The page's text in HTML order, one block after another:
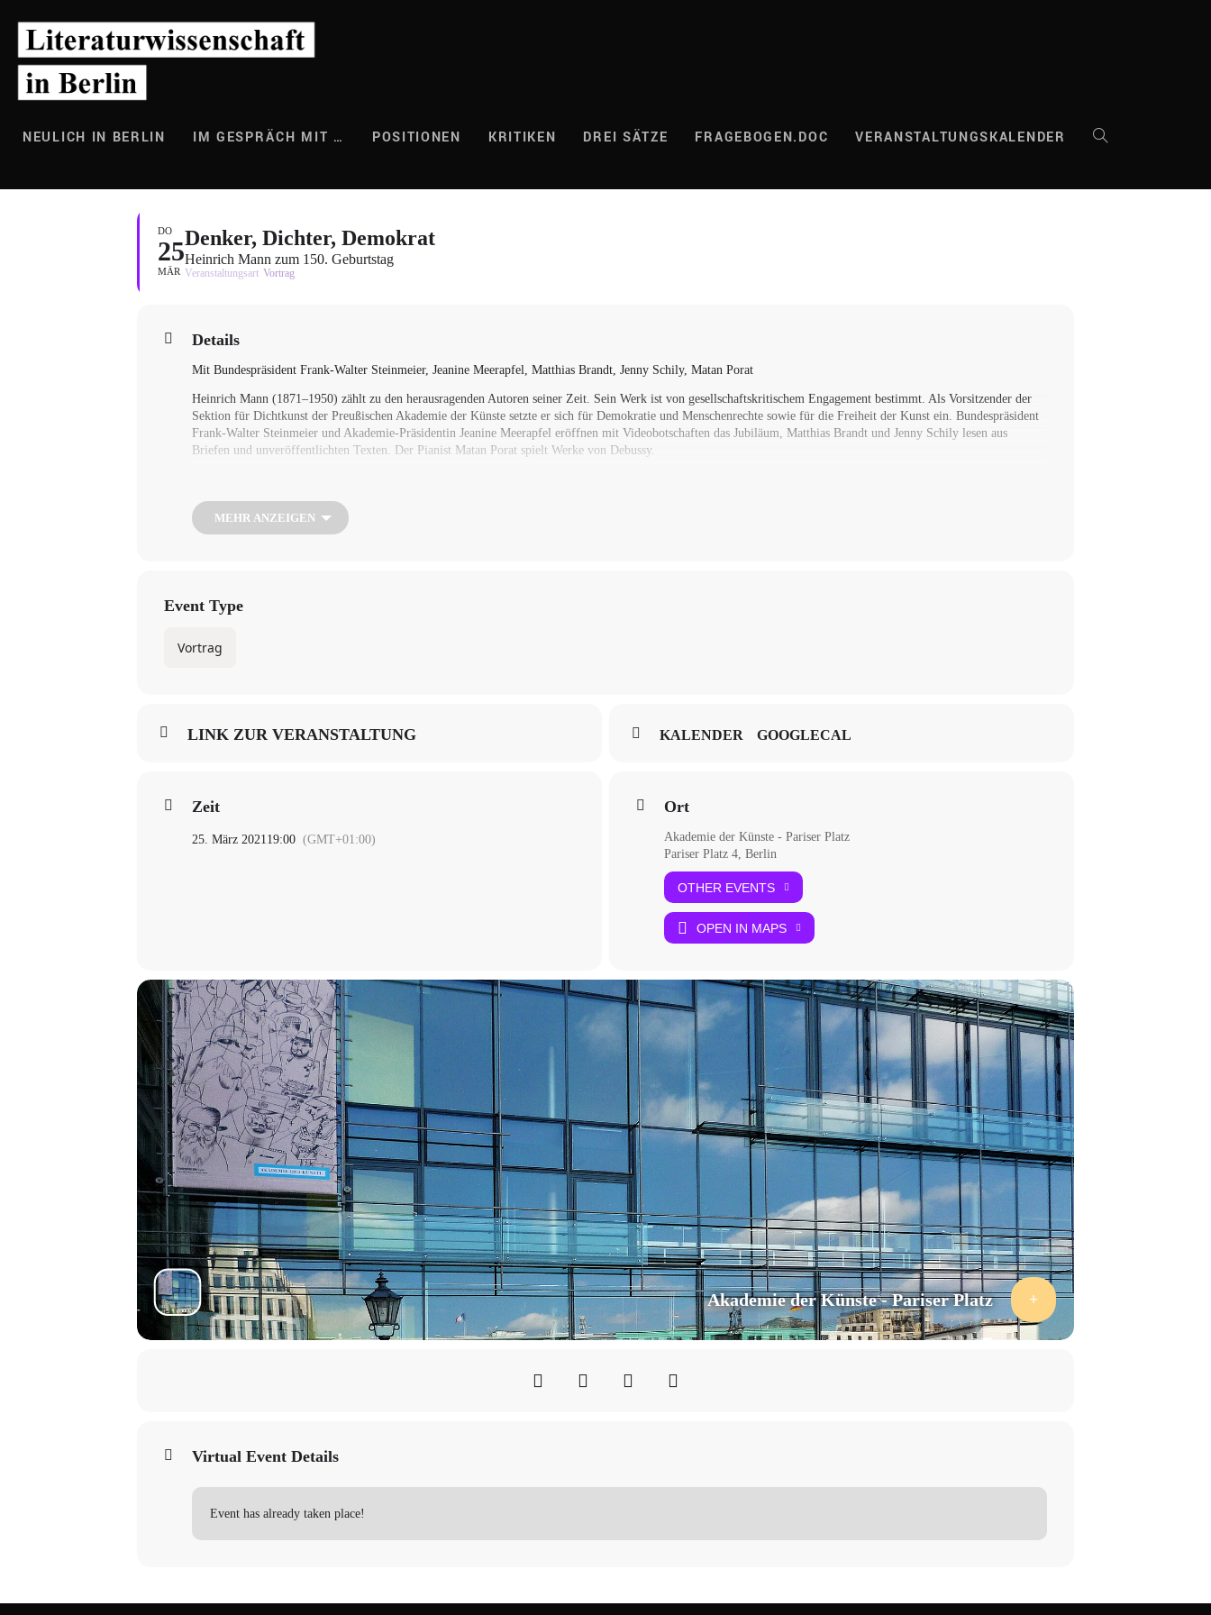
Inhalt
springen
NEULICH IN BERLIN IM GESPRÄCH MIT … POSITIONEN KRITIKEN DREI SÄTZE FRAGEBOGEN.DOC VERANSTALTUNGSKALENDER WEBSITE-
DO
25
MÄR
Denker, Dichter, Demokrat
Heinrich Mann zum 150. Geburtstag
Veranstaltungsart Vortrag
Details
Mit Bundespräsident Frank-Walter Steinmeier, Jeanine Meerapfel, Matthias Brandt, Jenny Schily, Matan Porat
Heinrich Mann (1871–1950) zählt zu den herausragenden Autoren seiner Zeit. Sein Werk ist von gesellschaftskritischem Engagement bestimmt. Als Vorsitzender der
Sektion für Dichtkunst der Preußischen Akademie der Künste setzte er sich für Demokratie und Menschenrechte sowie für die Freiheit der Kunst ein. Bundespräsident
Frank-Walter Steinmeier und Akademie-Präsidentin Jeanine Meerapfel eröffnen mit Videobotschaften das Jubiläum, Matthias Brandt und Jenny Schily lesen aus
Briefen und unveröffentlichten Texten. Der Pianist Matan Porat spielt Werke von Debussy.
MEHR ANZEIGEN
Event Type
Vortrag
LINK ZUR VERANSTALTUNG KALENDER GOOGLECAL
Zeit
25. März 202119:00 (GMT+01:00)
Ort
Akademie der Künste - Pariser Platz
Pariser Platz 4, Berlin
OTHER EVENTS
OPEN IN MAPS
Akademie der Künste - Pariser Platz
Virtual Event Details
Event has already taken place!